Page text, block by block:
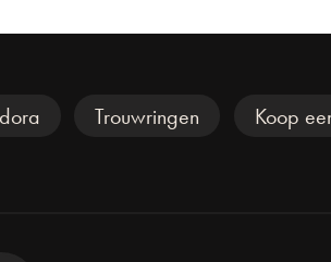
Trouwringen Koop